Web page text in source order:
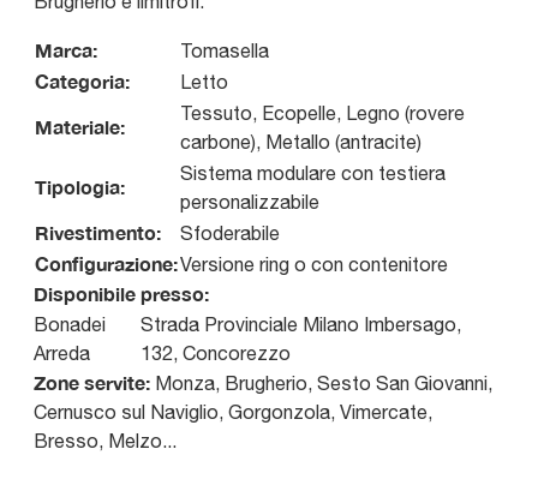
Marca: Tomasella
Categoria: Letto
Materiale:
Tessuto, Ecopelle, Legno (rovere
carbone), Metallo (antracite)
Tipologia:
Sistema modulare con testiera
personalizzabile
Rivestimento: Sfoderabile
Configurazione:Versione ring o con contenitore
Disponibile presso:
Bonadei
Arreda
Strada Provinciale Milano Imbersago,
132, Concorezzo
Zone servite: Monza, Brugherio, Sesto San Giovanni,
Cernusco sul Naviglio, Gorgonzola, Vimercate,
Bresso, Melzo...